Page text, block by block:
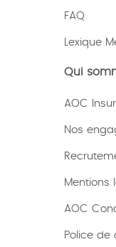
FAQ
Lexique
Qui
AOC
Nos
Mentions
AOC
Police de